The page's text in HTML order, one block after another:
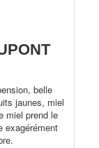
belle
jaunes, miel
miel prend le
exagérément